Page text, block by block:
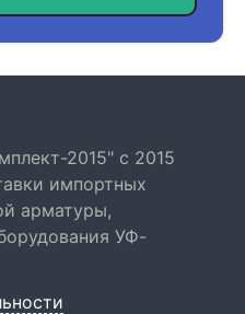
2015" с 2015
импортных
арматуры,
УФ-